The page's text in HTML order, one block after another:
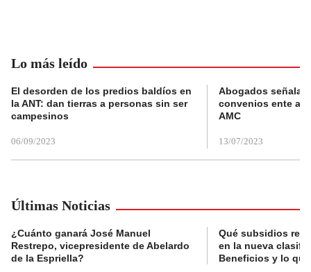
Lo más leído
El desorden de los predios baldíos en
la ANT: dan tierras a personas sin ser
campesinos
06/09/2023
Abogados
convenios ente
AMC
13/07/2023
Últimas Noticias
¿Cuánto ganará José Manuel
Restrepo, vicepresidente de Abelardo
de la Espriella?
Qué subsidios
en la nueva
Beneficios y lo